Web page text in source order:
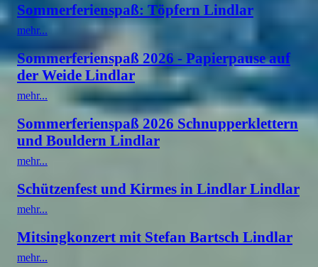
Sommerferienspaß: Töpfern Lindlar
mehr...
Sommerferienspaß 2026 - Papierpause auf
der Weide Lindlar
mehr...
Sommerferienspaß 2026 Schnupperklettern
und Bouldern Lindlar
mehr...
Schützenfest und Kirmes in Lindlar Lindlar
mehr...
Mitsingkonzert mit Stefan Bartsch Lindlar
mehr...